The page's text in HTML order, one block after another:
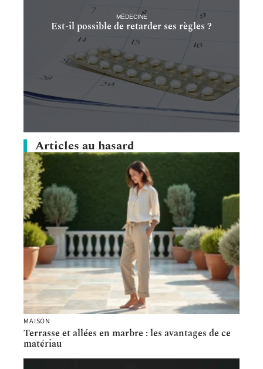
MÉDECINE
Est-il possible de retarder ses règles ?
Articles au hasard
MAISON
Terrasse et allées en marbre : les avantages de ce
matériau